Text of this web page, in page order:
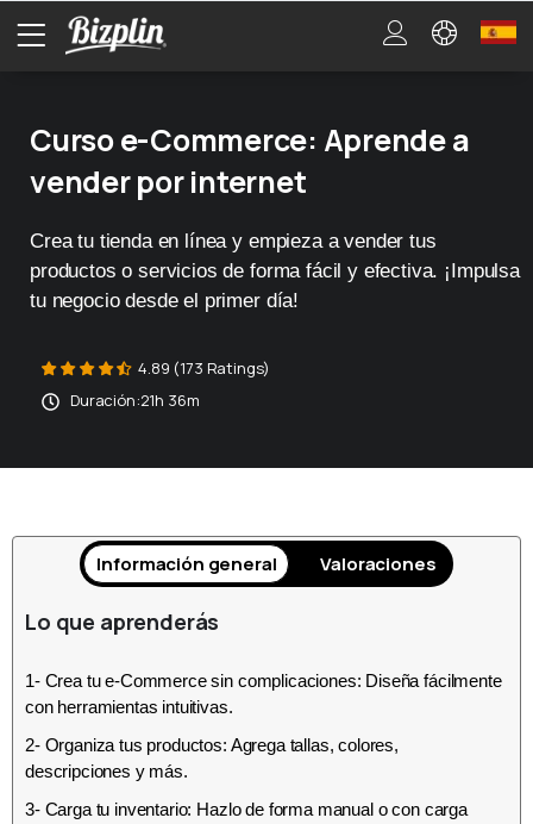
Curso e-Commerce: Aprende a
vender por internet
Crea tu tienda en línea y empieza a vender tus
productos o servicios de forma fácil y efectiva. ¡Impulsa
tu negocio desde el primer día!
4.89 (173 Ratings)
Duración:21h 36m
Información general Valoraciones
Lo que aprenderás
1- Crea tu e-Commerce sin complicaciones: Diseña fácilmente
con herramientas intuitivas.
2- Organiza tus productos: Agrega tallas, colores,
descripciones y más.
3- Carga tu inventario: Hazlo de forma manual o con carga